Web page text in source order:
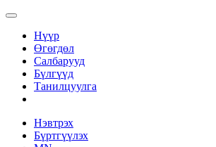
Нүүр
Өгөгдөл
Салбарууд
Бүлгүүд
Танилцуулга
Нэвтрэх
Бүртгүүлэх